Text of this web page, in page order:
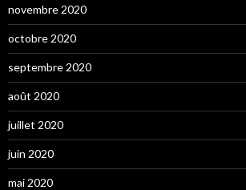
novembre 2020
octobre 2020
septembre 2020
août 2020
juillet 2020
juin 2020
mai 2020